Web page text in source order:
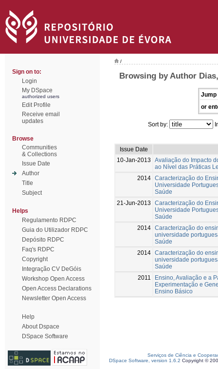
Sign on to:
Login
My DSpace
authorized users
Edit Profile
Receive email
updates
Browse
Communities
& Collections
Issue Date
Author
Title
Subject
Helps
Regulamento RDPC
Guia do Utilizador RDPC
Depósito RDPC
Faq's RDPC
Copyright
Integração CV DeGóis
Workshop Open Access
Open Access Declarations
Newsletter Open Access
Help
About Dspace
DSpace Software
/
Browsing by Author
Jump
or
Sort by:
Issue Date
10-Jan-2013
Avaliação do Impacto
ao Nível das Práticas
2014 Caracterização do
Universidade
Saúde
21-Jun-2013
Caracterização do
Universidade
Saúde
2014 Caracterização do
universidade
Saúde
2014 Caracterização do
universidade
Saúde
2011
Ensino, Avaliação e a
Experimentação e
Ensino Básico
Serviços de Ciência e
DSpace Software, version 1.6.2 Copyright ©